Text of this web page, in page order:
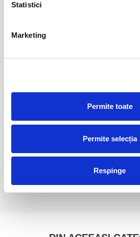
Statistici
Marketing
Permite toate
Permite selecția
Respinge